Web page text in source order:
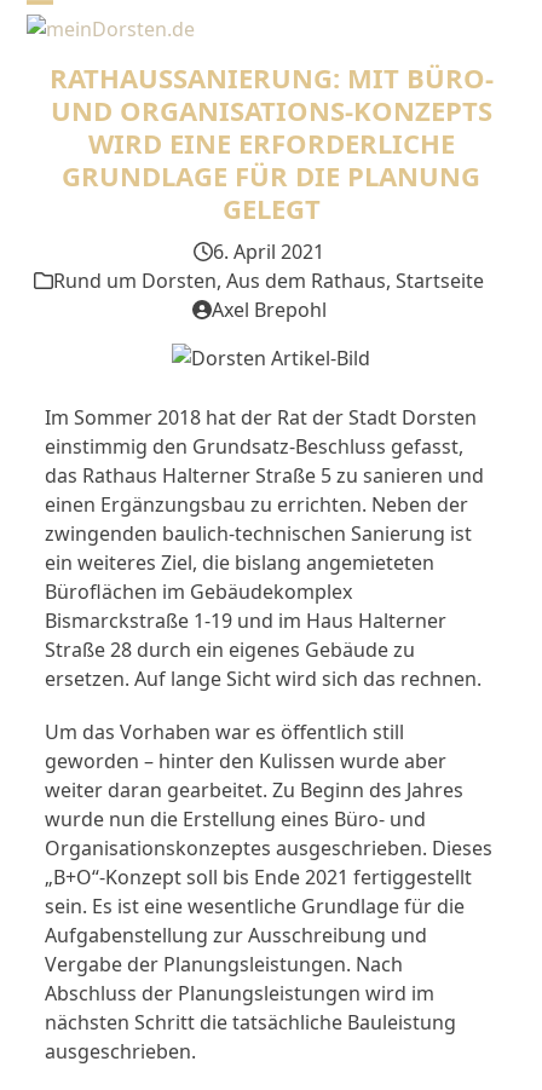
Skip
content
Open
mobile
menu
Close
mobile
menu
RATHAUSSANIERUNG: MIT BÜRO-
UND ORGANISATIONS-KONZEPTS
WIRD EINE ERFORDERLICHE
GRUNDLAGE FÜR DIE PLANUNG
GELEGT
6. April 2021
Rund um Dorsten, Aus dem Rathaus, Startseite
Axel Brepohl
Im Sommer 2018 hat der Rat der Stadt Dorsten
einstimmig den Grundsatz-Beschluss gefasst,
das Rathaus Halterner Straße 5 zu sanieren und
einen Ergänzungsbau zu errichten. Neben der
zwingenden baulich-technischen Sanierung ist
ein weiteres Ziel, die bislang angemieteten
Büroflächen im Gebäudekomplex
Bismarckstraße 1-19 und im Haus Halterner
Straße 28 durch ein eigenes Gebäude zu
ersetzen. Auf lange Sicht wird sich das rechnen.
Um das Vorhaben war es öffentlich still
geworden – hinter den Kulissen wurde aber
weiter daran gearbeitet. Zu Beginn des Jahres
wurde nun die Erstellung eines Büro- und
Organisationskonzeptes ausgeschrieben. Dieses
„B+O“-Konzept soll bis Ende 2021 fertiggestellt
sein. Es ist eine wesentliche Grundlage für die
Aufgabenstellung zur Ausschreibung und
Vergabe der Planungsleistungen. Nach
Abschluss der Planungsleistungen wird im
nächsten Schritt die tatsächliche Bauleistung
ausgeschrieben.